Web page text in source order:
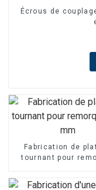
Écrous de
Fabrication de
tournant pour